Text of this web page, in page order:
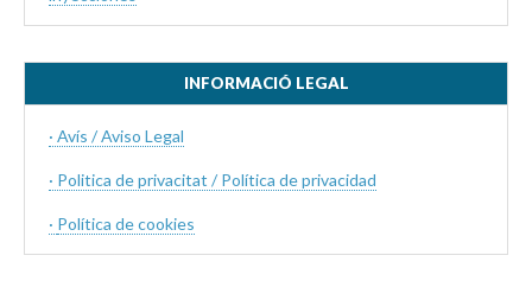
INFORMACIÓ LEGAL
· Avís / Aviso Legal
· Politica de privacitat / Política de privacidad
· Política de cookies